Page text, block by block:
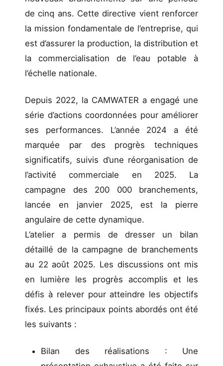
de cinq ans. Cette directive vient renforcer
la mission fondamentale de l’entreprise, qui
est d’assurer la production, la distribution et
la commercialisation de l’eau potable à
l’échelle nationale.
Depuis 2022, la CAMWATER a engagé une
série d’actions coordonnées pour améliorer
ses performances. L’année 2024 a été
marquée par des progrès techniques
significatifs, suivis d’une réorganisation de
l’activité commerciale en 2025. La
campagne des 200 000 branchements,
lancée en janvier 2025, est la pierre
angulaire de cette dynamique.
L’atelier a permis de dresser un bilan
détaillé de la campagne de branchements
au 22 août 2025. Les discussions ont mis
en lumière les progrès accomplis et les
défis à relever pour atteindre les objectifs
fixés. Les principaux points abordés ont été
les suivants :
Bilan des réalisations : Une